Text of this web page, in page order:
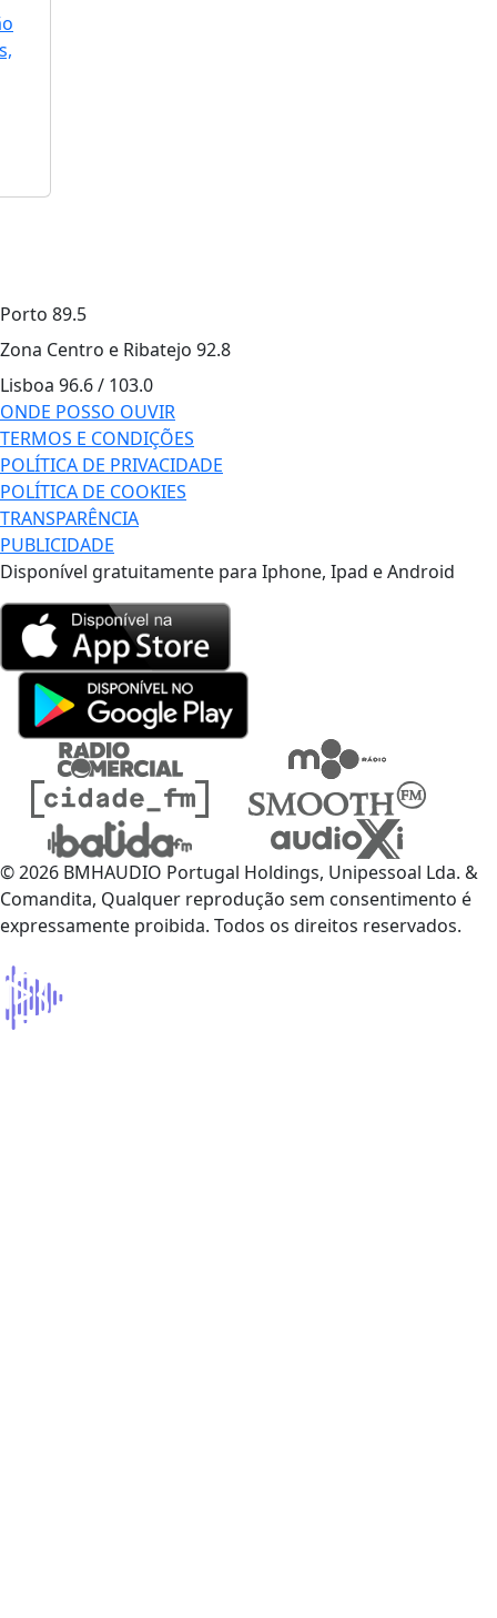
Porto 89.5
Zona Centro e Ribatejo 92.8
Lisboa 96.6 / 103.0
ONDE POSSO OUVIR
TERMOS E CONDIÇÕES
POLÍTICA DE PRIVACIDADE
POLÍTICA DE COOKIES
TRANSPARÊNCIA
PUBLICIDADE
Disponível gratuitamente para Iphone, Ipad e Android
© 2026 BMHAUDIO Portugal Holdings, Unipessoal Lda. &
Comandita, Qualquer reprodução sem consentimento é
expressamente proibida. Todos os direitos reservados.